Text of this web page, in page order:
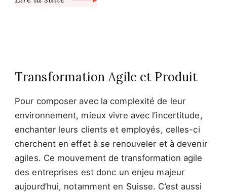
Transformation Agile et Produit
Pour composer avec la complexité de leur
environnement, mieux vivre avec l’incertitude,
enchanter leurs clients et employés, celles-ci
cherchent en effet à se renouveler et à devenir
agiles. Ce mouvement de transformation agile
des entreprises est donc un enjeu majeur
aujourd’hui, notamment en Suisse. C’est aussi